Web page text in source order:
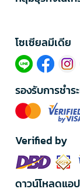
โซเซียลมีเดีย​
รองรับการชำร
Verified by
ดาวน์โหลดแอ